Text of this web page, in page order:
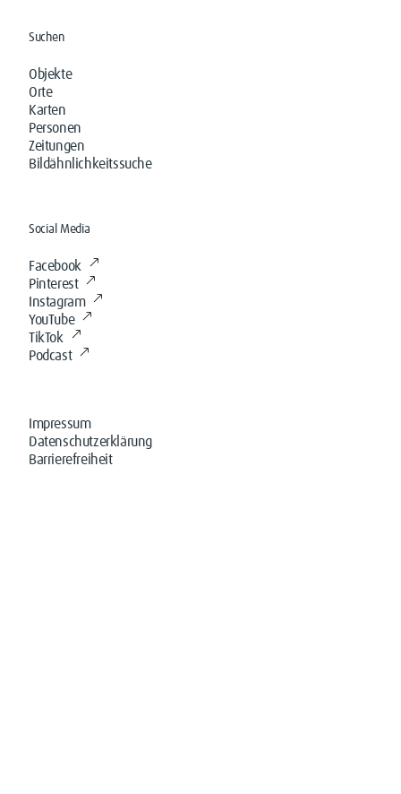
Suchen
Objekte
Orte
Karten
Personen
Zeitungen
Bildähnlichkeitssuche
Social Media
Facebook
Pinterest
Instagram
YouTube
TikTok
Podcast
Impressum
Datenschutzerklärung
Barrierefreiheit